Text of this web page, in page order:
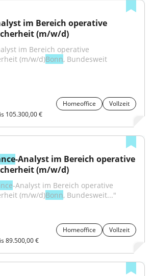
im Bereich operative
(m/w/d)
im Bereich operative
(m/w/d)Bonn, Bundesweit
Homeoffice
Vollzeit
105.300,00 €
-Analyst im Bereich operative
(m/w/d)
-Analyst im Bereich operative
(m/w/d)Bonn, Bundesweit..."
Homeoffice
Vollzeit
89.500,00 €